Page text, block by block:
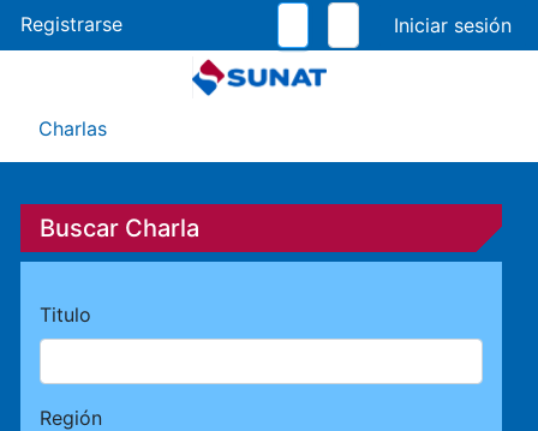
al
contenido
Registrarse
Menú Asistente
Charlas
Buscar Charla
Titulo
Región